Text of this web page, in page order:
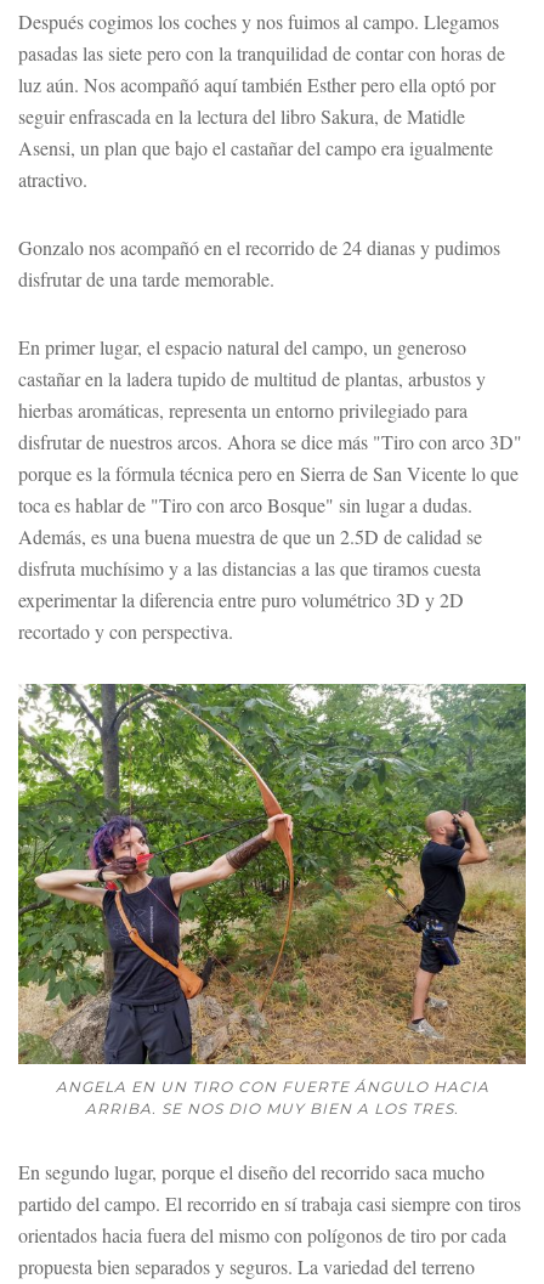
Después cogimos los coches y nos fuimos al campo. Llegamos
pasadas las siete pero con la tranquilidad de contar con horas de
luz aún. Nos acompañó aquí también Esther pero ella optó por
seguir enfrascada en la lectura del libro Sakura, de Matidle
Asensi, un plan que bajo el castañar del campo era igualmente
atractivo.
Gonzalo nos acompañó en el recorrido de 24 dianas y pudimos
disfrutar de una tarde memorable.
En primer lugar, el espacio natural del campo, un generoso
castañar en la ladera tupido de multitud de plantas, arbustos y
hierbas aromáticas, representa un entorno privilegiado para
disfrutar de nuestros arcos. Ahora se dice más "Tiro con arco 3D"
porque es la fórmula técnica pero en Sierra de San Vicente lo que
toca es hablar de "Tiro con arco Bosque" sin lugar a dudas.
Además, es una buena muestra de que un 2.5D de calidad se
disfruta muchísimo y a las distancias a las que tiramos cuesta
experimentar la diferencia entre puro volumétrico 3D y 2D
recortado y con perspectiva.
ANGELA EN UN TIRO CON FUERTE ÁNGULO HACIA
ARRIBA. SE NOS DIO MUY BIEN A LOS TRES.
En segundo lugar, porque el diseño del recorrido saca mucho
partido del campo. El recorrido en sí trabaja casi siempre con tiros
orientados hacia fuera del mismo con polígonos de tiro por cada
propuesta bien separados y seguros. La variedad del terreno